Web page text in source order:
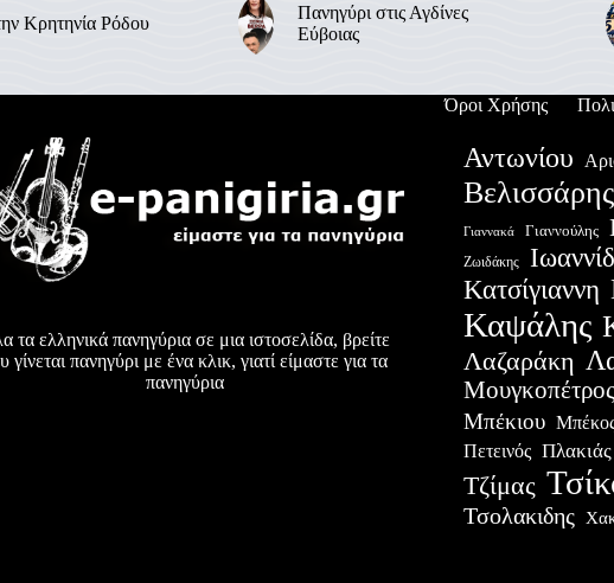
Κρητηνία Ρόδου
Πανηγύρι στις Αγδίνες
Εύβοιας
Όροι Χρήσης
τα ελληνικά πανηγύρια σε μια ιστοσελίδα, βρείτε
γίνεται πανηγύρι με ένα κλικ, γιατί είμαστε για τα
πανηγύρια
Αντωνίου
Βελισσάρης
Γιαννακά Γιαννούλης
Ζωιδάκης
Κατσίγιαννη
Καψάλης
Λαζαράκη
Μουγκοπέτρος
Μπέκιου
Πετεινός Πλακιάς
Τζίμας
Τσολακιδης